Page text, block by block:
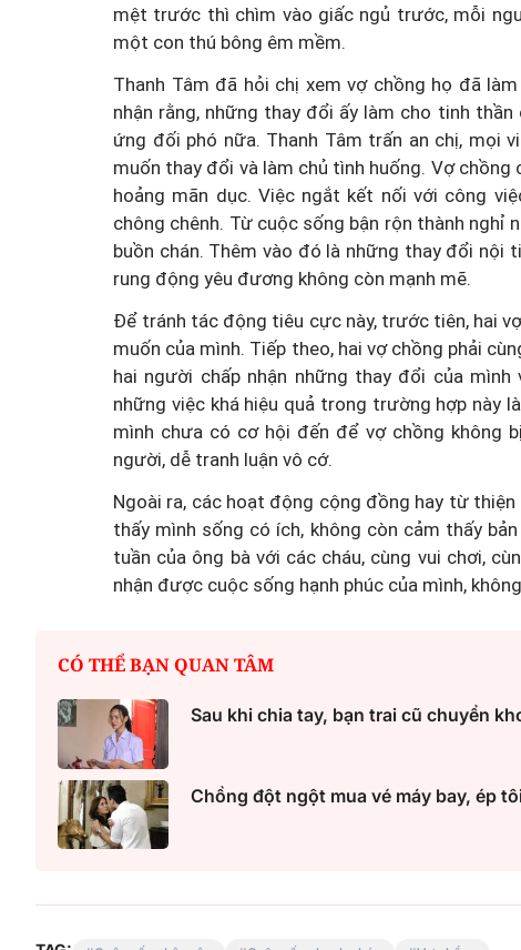
mệt trước thì chìm vào giấc ngủ trước, mỗi
một con thú bông êm mềm.
Thanh Tâm đã hỏi chị xem vợ chồng họ đã
nhận rằng, những thay đổi ấy làm cho tinh
ứng đối phó nữa. Thanh Tâm trấn an chị, mọi
muốn thay đổi và làm chủ tình huống. Vợ
hoảng mãn dục. Việc ngắt kết nối với công
chông chênh. Từ cuộc sống bận rộn thành nghỉ
buồn chán. Thêm vào đó là những thay đổi nội
rung động yêu đương không còn mạnh mẽ.
Để tránh tác động tiêu cực này, trước tiên, hai
muốn của mình. Tiếp theo, hai vợ chồng phải
hai người chấp nhận những thay đổi của
những việc khá hiệu quả trong trường hợp này
mình chưa có cơ hội đến để vợ chồng không
người, dễ tranh luận vô cớ.
Ngoài ra, các hoạt động cộng đồng hay từ
thấy mình sống có ích, không còn cảm thấy
tuần của ông bà với các cháu, cùng vui chơi,
nhận được cuộc sống hạnh phúc của mình,
CÓ THỂ BẠN QUAN TÂM
Sau khi chia tay, bạn trai cũ chuyển
Chồng đột ngột mua vé máy bay, ép